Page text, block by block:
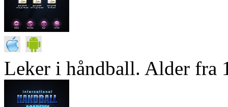
Leker i håndball. Alder fra